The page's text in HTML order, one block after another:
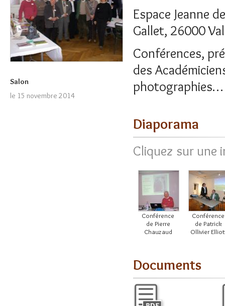
Salon
le 15 novembre 2014
Espace Jeanne
Gallet, 26000
Conférences,
des
photographies…
Diaporama
Cliquez sur une
Conférence
de Pierre
Chauzaud
Conférence
de Patrick
Ollivier
Documents